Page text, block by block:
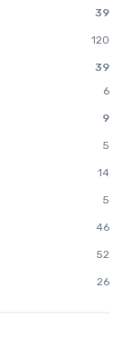
39
120
39
6
9
5
14
5
46
52
26